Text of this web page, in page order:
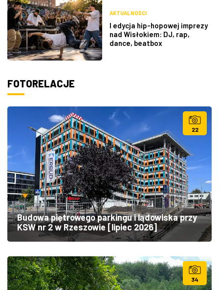
AKTUALNOŚCI
I edycja hip-hopowej imprezy
nad Wisłokiem: DJ, rap,
dance, beatbox
FOTORELACJE
22
Budowa piętrowego parkingu i lądowiska przy
KSW nr 2 w Rzeszowie [lipiec 2026]
34